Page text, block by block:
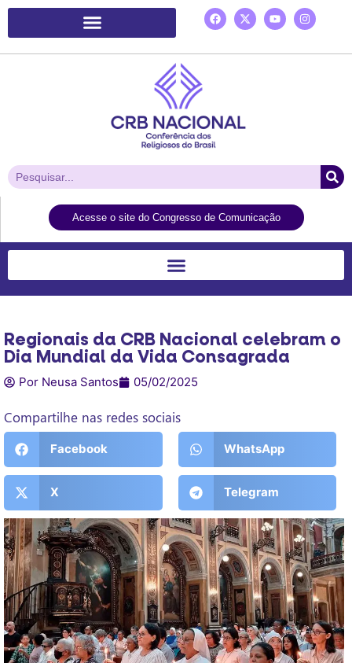
Acesse o site do Congresso de Comunicação
Regionais da CRB Nacional celebram o
Dia Mundial da Vida Consagrada
Por Neusa Santos 05/02/2025
Compartilhe nas redes sociais
Facebook WhatsApp
X Telegram